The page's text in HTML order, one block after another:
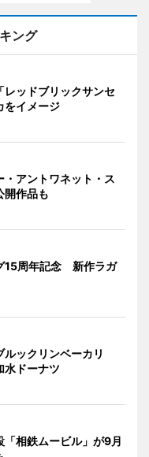
ング
ッドブリックサンセ
をイメージ
アントワネット・ス
作品も
15周年記念 新作ラガ
ックリンベーカリ
ドーナツ
相鉄ムービル」が9月